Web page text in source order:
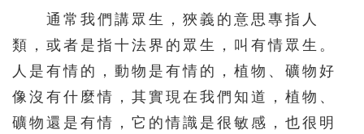
201 202 203 204 205
206 207 208 209 210
211 212 213 214 215
216 217 218 219 220
通常我們講眾生，狹義的意思專指人
類，或者是指十法界的眾生，叫有情眾生。
人是有情的，動物是有情的，植物、礦物好
像沒有什麼情，其實現在我們知道，植物、
礦物還是有情，它的情識是很敏感，也很明